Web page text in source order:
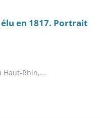
en 1817. Portrait
Rhin,...